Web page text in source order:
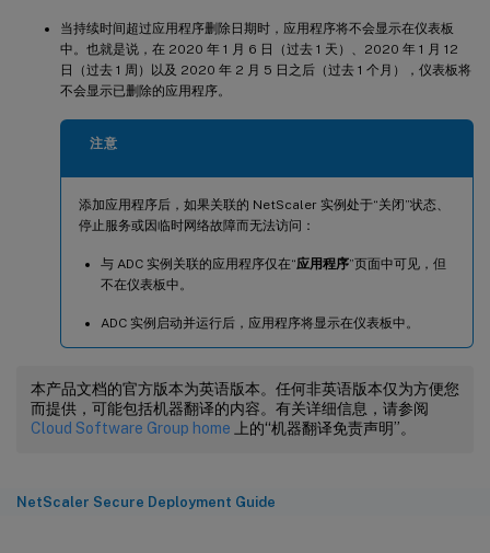
当持续时间超过应用程序删除日期时，应用程序将不会显示在仪表板
中。也就是说，在 2020 年 1 月 6 日（过去 1 天）、2020 年 1 月 12
日（过去 1 周）以及 2020 年 2 月 5 日之后（过去 1 个月），仪表板将
不会显示已删除的应用程序。
注意
添加应用程序后，如果关联的 NetScaler 实例处于“关闭”状态、
停止服务或因临时网络故障而无法访问：
与 ADC 实例关联的应用程序仅在“应用程序”页面中可见，但
不在仪表板中。
ADC 实例启动并运行后，应用程序将显示在仪表板中。
本产品文档的官方版本为英语版本。任何非英语版本仅为方便您
而提供，可能包括机器翻译的内容。有关详细信息，请参阅
Cloud Software Group home 上的“机器翻译免责声明”。
NetScaler Secure Deployment Guide